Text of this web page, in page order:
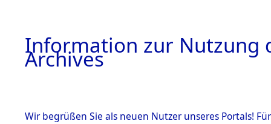
Information zur Nutzung
Archives
Wir begrüßen Sie als neuen Nutzer unseres Portals!